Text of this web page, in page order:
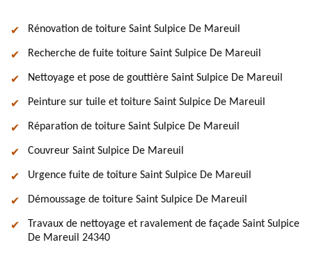
Rénovation de toiture Saint Sulpice De Mareuil
Recherche de fuite toiture Saint Sulpice De Mareuil
Nettoyage et pose de gouttière Saint Sulpice De Mareuil
Peinture sur tuile et toiture Saint Sulpice De Mareuil
Réparation de toiture Saint Sulpice De Mareuil
Couvreur Saint Sulpice De Mareuil
Urgence fuite de toiture Saint Sulpice De Mareuil
Démoussage de toiture Saint Sulpice De Mareuil
Travaux de nettoyage et ravalement de façade Saint Sulpice
De Mareuil 24340